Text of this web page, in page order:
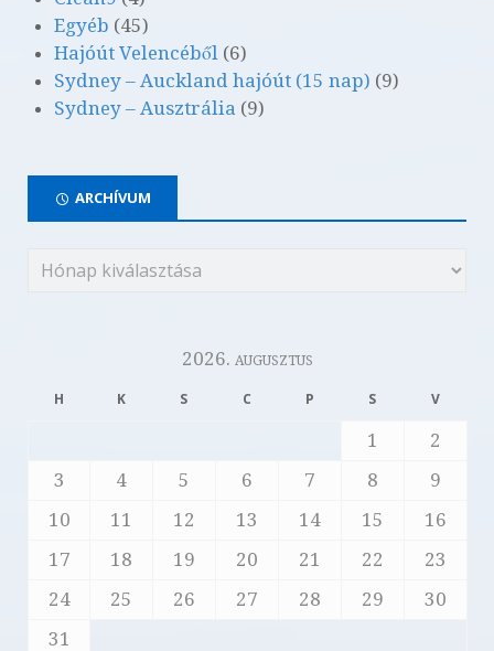
Egyéb (45)
Hajóút Velencéből (6)
Sydney – Auckland hajóút (15 nap) (9)
Sydney – Ausztrália (9)
ARCHÍVUM
2026. augusztus
H K S C P S V
1
2
3
4 5 6 7 8
9
10
11 12 13 14 15
16
17
18 19 20 21 22
23
24
25 26 27 28 29
30
31